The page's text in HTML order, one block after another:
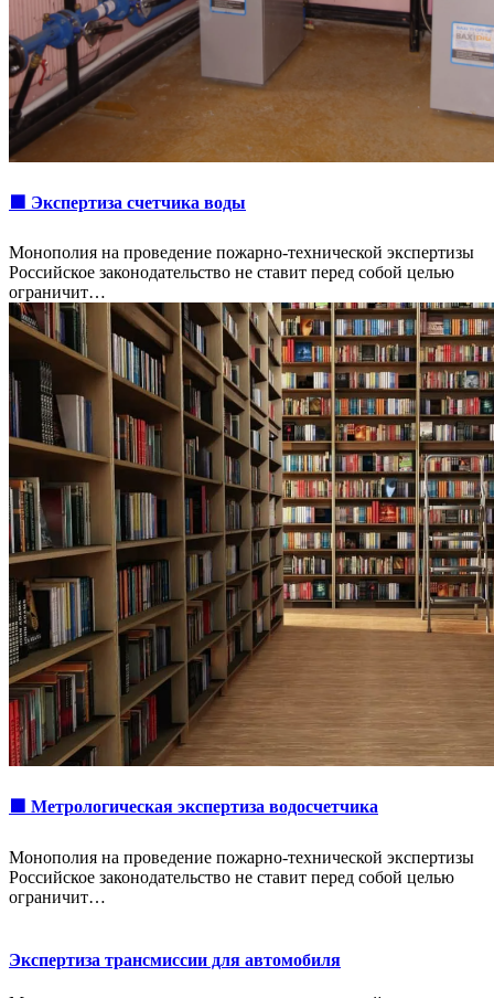
🟩 Экспертиза счетчика воды
Монополия на проведение пожарно-технической экспертизы
Российское законодательство не ставит перед собой целью
ограничит…
🟩 Метрологическая экспертиза водосчетчика
Монополия на проведение пожарно-технической экспертизы
Российское законодательство не ставит перед собой целью
ограничит…
Экспертиза трансмиссии для автомобиля